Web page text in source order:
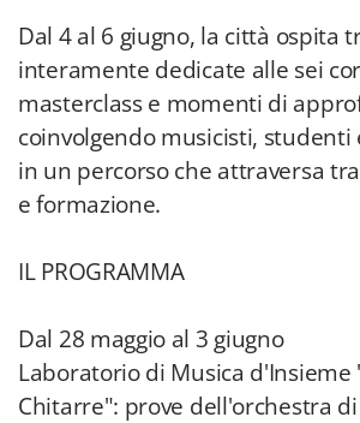
Dal 4 al 6 giugno, la città ospita
interamente dedicate alle sei
masterclass e momenti di
coinvolgendo musicisti, studenti
in un percorso che attraversa
e formazione.
IL PROGRAMMA
Dal 28 maggio al 3 giugno
Laboratorio di Musica d'Insieme
Chitarre": prove dell'orchestra